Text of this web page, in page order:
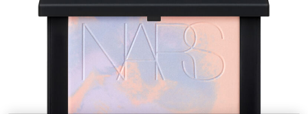
水光頰彩系列
舊客回購禮遇